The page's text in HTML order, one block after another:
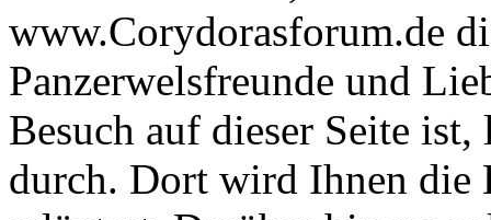
www.Corydorasforum.de
Panzerwelsfreunde und
Besuch auf dieser Seite
durch. Dort wird Ihnen die